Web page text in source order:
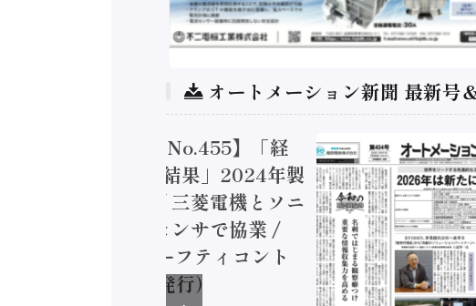
オートメーション新聞 最新号
トメーション新聞 No.455】「経
実態調査二次集計結果」2024年製
加価値額86兆円 / 三菱電機とソニ
コン AIビジョンセンサで協業 /
安全に動かすセーフティコント
（2026年8月5日発行）